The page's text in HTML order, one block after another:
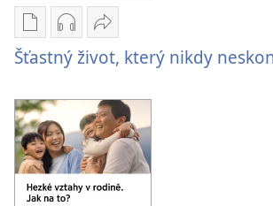
Formáty
poblikací
stažení
Šťastný
život,
který
nikdy
neskončí.
Formáty
audionahrávek
ke
stažení
Šťastný
život,
který
nikdy
neskončí.
Sdílet
Šťastný
který
nikdy
neskončí.
Jde
to?
Šťastný život, který nikdy